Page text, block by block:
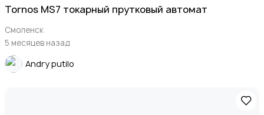
Tornos MS7 токарный прутковый автомат
Смоленск
5 месяцев назад
Andry putilo